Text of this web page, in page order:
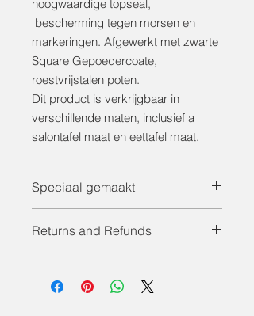
hoogwaardige topseal,
bescherming tegen morsen en
markeringen. Afgewerkt met zwarte
Square Gepoedercoate,
roestvrijstalen poten.
Dit product is verkrijgbaar in
verschillende maten, inclusief a
salontafel maat en eettafel maat.
Speciaal gemaakt
vandaag nog contact met ons op om
bespreken.
Returns and Refunds
maat gemaakt en kunnen niet
geretourneerd worden. We vragen